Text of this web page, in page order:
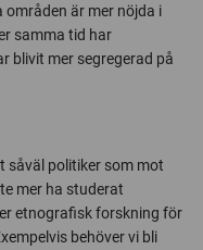
är mer nöjda i
samma tid har
blivit mer segregerad på
såväl politiker som mot
mer ha studerat
etnografisk forskning för
behöver vi bli